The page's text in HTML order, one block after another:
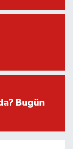
Bugün